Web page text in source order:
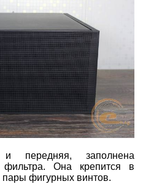
передняя, заполнена
Она крепится в
фигурных винтов.